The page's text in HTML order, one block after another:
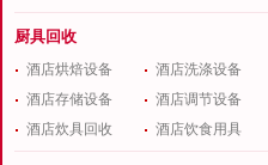
厨具回收
酒店烘焙设备
酒店洗涤设备
酒店存储设备
酒店调节设备
酒店炊具回收
酒店饮食用具